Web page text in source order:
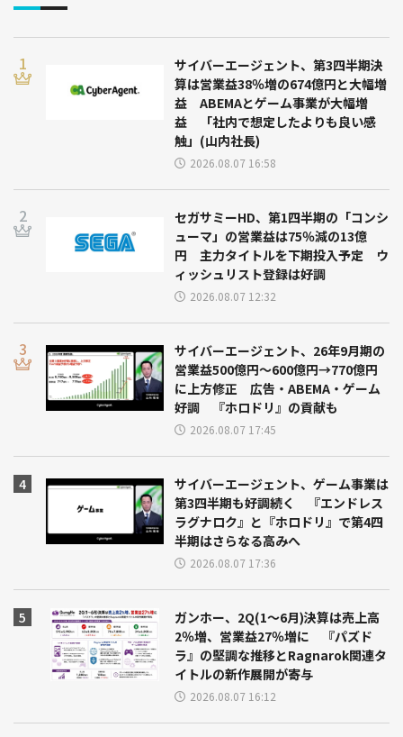
サイバーエージェント、第3四半期決
算は営業益38％増の674億円と大幅増
益 ABEMAとゲーム事業が大幅増
益 「社内で想定したよりも良い感
触」(山内社長)
2026.08.07 16:58
セガサミーHD、第1四半期の「コンシ
ューマ」の営業益は75％減の13億
円 主力タイトルを下期投入予定 ウ
ィッシュリスト登録は好調
2026.08.07 12:32
サイバーエージェント、26年9月期の
営業益500億円～600億円→770億円
に上方修正 広告・ABEMA・ゲーム
好調 『ホロドリ』の貢献も
2026.08.07 17:45
サイバーエージェント、ゲーム事業は
第3四半期も好調続く 『エンドレス
ラグナロク』と『ホロドリ』で第4四
半期はさらなる高みへ
2026.08.07 17:36
ガンホー、2Q(1～6月)決算は売上高
2％増、営業益27％増に 『パズド
ラ』の堅調な推移とRagnarok関連タ
イトルの新作展開が寄与
2026.08.07 16:12